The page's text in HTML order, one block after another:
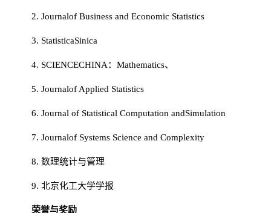
2. Journalof Business and Economic Statistics
3. StatisticaSinica
4. SCIENCECHINA：Mathematics、
5. Journalof Applied Statistics
6. Journal of Statistical Computation andSimulation
7. Journalof Systems Science and Complexity
8. 数理统计与管理
9. 北京化工大学学报
荣誉与奖励